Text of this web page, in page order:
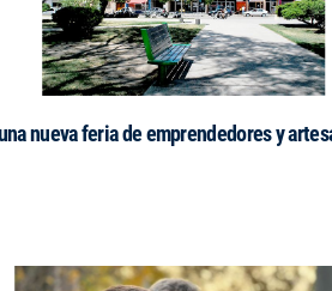
nueva feria de emprendedores y